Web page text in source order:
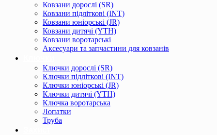
Ковзани дорослі (SR)
Ковзани підліткові (INT)
Ковзани юніорські (JR)
Ковзани дитячі (YTH)
Ковзани воротарські
Аксесуари та запчастини для ковзанів
Ключки дорослі (SR)
Ключки підліткові (INT)
Ключки юніорські (JR)
Ключки дитячі (YTH)
Ключка воротарська
Лопатки
Труба